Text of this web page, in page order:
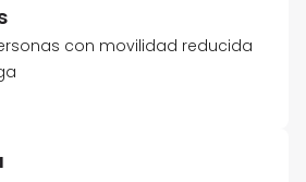
con movilidad reducida